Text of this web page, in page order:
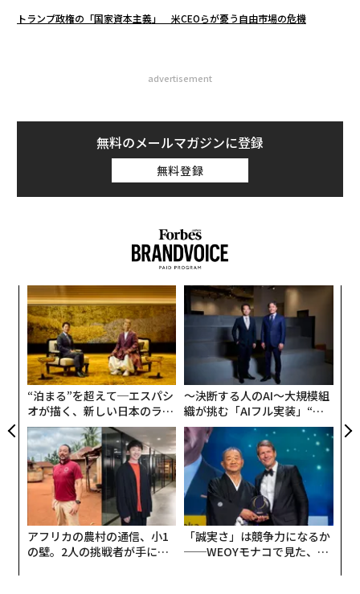
トランプ政権の「国家資本主義」 米CEOらが憂う自由市場の危機
advertisement
無料のメールマガジンに登録
無料登録
“泊まる”を超えて─エスパシ
オが描く、新しい日本のラグ
ジュアリー（中編）
〜決断する人のAI〜大規模組
織が挑む「AIフル実装」“使
う”企業から“動く”企業へ【N
TTドコモビジネス×PwC】
アフリカの農村の通信、小1
の壁。2人の挑戦者が手にし
「誠実さ」は競争力になるか
──WEOYモナコで見た、く